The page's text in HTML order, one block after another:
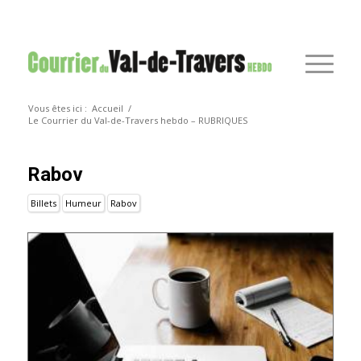
Vous êtes ici : Accueil /
Le Courrier du Val-de-Travers hebdo – RUBRIQUES
Rabov
Billets Humeur Rabov